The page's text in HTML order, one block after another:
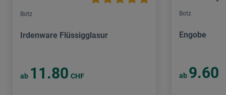
Botz
Irdenware Flüssigglasur
ab 11.80 CHF
Botz
Engobe
ab 9.60